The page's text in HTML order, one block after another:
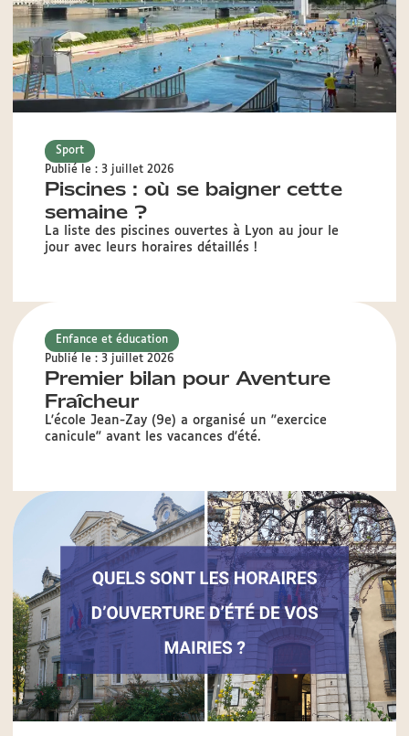
Sport
Publié le : 3 juillet 2026
Piscines : où se baigner cette
semaine ?
La liste des piscines ouvertes à Lyon au jour le
jour avec leurs horaires détaillés !
Enfance et éducation
Publié le : 3 juillet 2026
Premier bilan pour Aventure
Fraîcheur
L'école Jean-Zay (9e) a organisé un "exercice
canicule" avant les vacances d'été.